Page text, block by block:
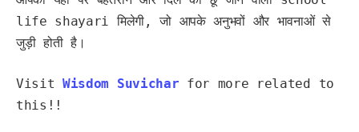
life shayari मिलेगी, जो आपके अनुभवों और भावनाओं से
जुड़ी होती है।
VisitWisdom Suvichar for more related to
this!!